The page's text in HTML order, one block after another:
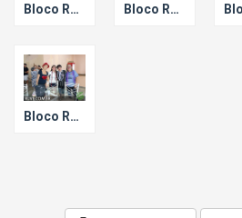
Bloco Ressaca de Carnaval. Bloco Ressaca de Carnaval.
Bloco Ressaca de Carnaval.